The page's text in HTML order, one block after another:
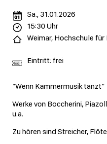
“Wenn Kammermusik tanzt”
Werke von Boccherini,
u.a.
Zu hören sind Streicher,
Sa., 31.01.2026
15:30 Uhr
Weimar, Hochschule
Eintritt: frei